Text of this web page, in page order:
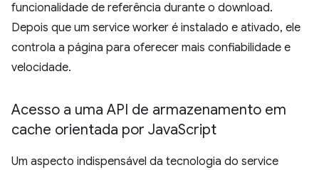
funcionalidade de referência durante o download.
Depois que um service worker é instalado e ativado, ele
controla a página para oferecer mais confiabilidade e
velocidade.
Acesso a uma API de armazenamento em
cache orientada por JavaScript
Um aspecto indispensável da tecnologia do service